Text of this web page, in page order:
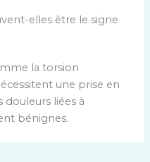
elles être le signe
la torsion
une prise en
douleurs liées à
bénignes.